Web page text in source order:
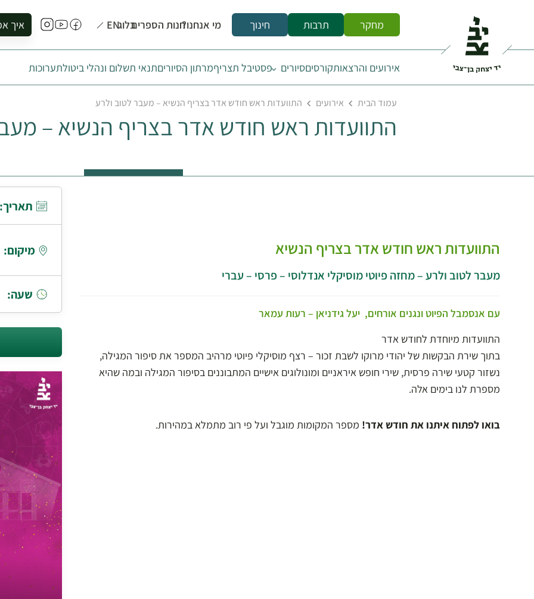
מחקר תרבות חינוך מי אנחנו?חנות הספריםבלוגEN איך
להזמין
להירשם
להירשם
לבקר
אירועים והרצאותקורסיםסיורים פסטיבל תצריףמרתון הסיוריםתנאי תשלום ונהלי ביטולתערוכות
עמוד הבית אירועים התוועדות ראש חודש אדר בצריף הנשיא – מעבר לטוב ולרע
התוועדות ראש חודש אדר בצריף הנשיא –
התוועדות ראש חודש אדר בצריף הנשיא
מעבר לטוב ולרע – מחזה פיוטי מוסיקלי אנדלוסי – פרסי – עברי
עם אנסמבל הפיוט ונגנים אורחים, יעל גידניאן – רעות עמאר
התוועדות מיוחדת לחודש אדר
בתוך שירת הבקשות של יהודי מרוקו לשבת זכור – רצף מוסיקלי פיוטי מרהיב המספר את סיפור המגילה,
נשזור קטעי שירה פרסית, שירי חופש איראניים ומונולוגים אישיים המתבוננים בסיפור המגילה ובמה שהיא
מספרת לנו בימים אלה.
בואו לפתוח איתנו את חודש אדר! מספר המקומות מוגבל ועל פי רוב מתמלא במהירות.
תאריך:
מיקום:
שעה: